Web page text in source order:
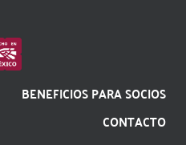
BENEFICIOS PARA SOCIOS
CONTACTO